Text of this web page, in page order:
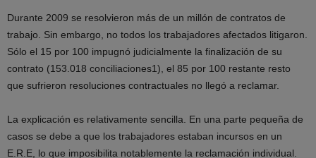
Durante 2009 se resolvieron más de un millón de contratos de
trabajo. Sin embargo, no todos los trabajadores afectados litigaron.
Sólo el 15 por 100 impugnó judicialmente la finalización de su
contrato (153.018 conciliaciones1), el 85 por 100 restante resto
que sufrieron resoluciones contractuales no llegó a reclamar.
La explicación es relativamente sencilla. En una parte pequeña de
casos se debe a que los trabajadores estaban incursos en un
E.R.E, lo que imposibilita notablemente la reclamación individual.